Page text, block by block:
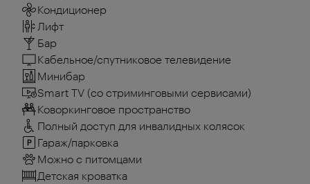
Кондиционер
Лифт
Бар
Кабельное/спутниковое телевидение
Минибар
Smart TV (со стриминговыми сервисами)
Коворкинговое пространство
Полный доступ для инвалидных колясок
Гараж/парковка
Можно с питомцами
Детская кроватка